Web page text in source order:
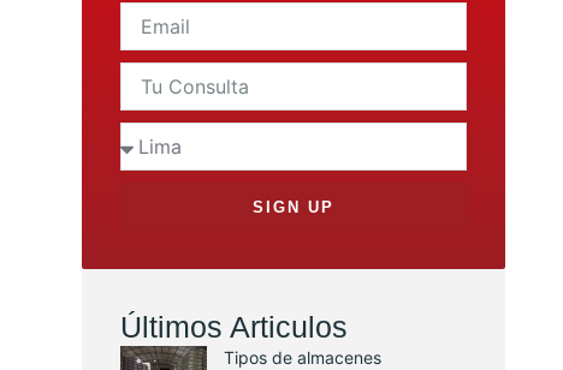
SIGN UP
Últimos Articulos
Tipos de almacenes